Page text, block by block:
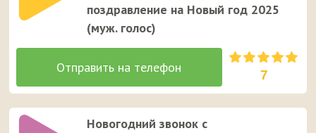
поздравление на Новый год 2025
(муж. голос)
7
Новогодний звонок с